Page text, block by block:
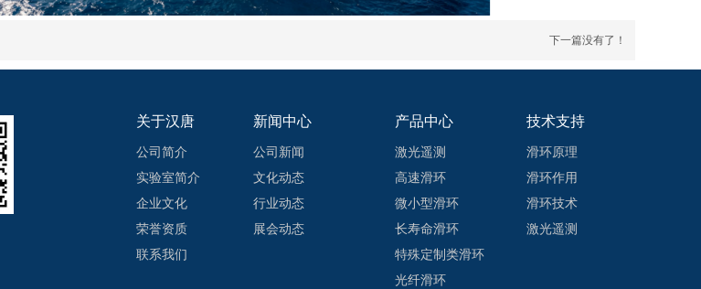
下一篇没有了！
关于汉唐
公司简介
实验室简介
企业文化
荣誉资质
联系我们
新闻中心
公司新闻
文化动态
行业动态
展会动态
产品中心
激光遥测
高速滑环
微小型滑环
长寿命滑环
特殊定制类滑环
光纤滑环
技术支持
滑环原理
滑环作用
滑环技术
激光遥测